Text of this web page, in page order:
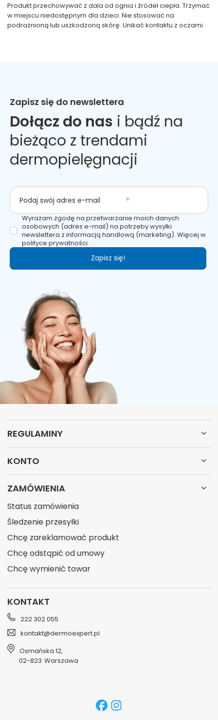
Produkt przechowywać z dala od ognia i źródeł ciepła. Trzymać
w miejscu niedostępnym dla dzieci. Nie stosować na
podrażnioną lub uszkodzoną skórę. Unikać kontaktu z oczami.
Zapisz się do newslettera
Dołącz do nas i bądź na
bieżąco z trendami
dermopielęgnacji
Podaj swój adres e-mail
Wyrażam zgodę na przetwarzanie moich danych
osobowych (adres e-mail) na potrzeby wysyłki
newslettera z informacją handlową (marketing). Więcej w
polityce prywatności.
Zapisz się!
REGULAMINY
KONTO
ZAMÓWIENIA
Status zamówienia
Śledzenie przesyłki
Chcę zareklamować produkt
Chcę odstąpić od umowy
Chcę wymienić towar
KONTAKT
222 302 055
kontakt@dermoexpert.pl
Osmańska 12,
02-823 Warszawa